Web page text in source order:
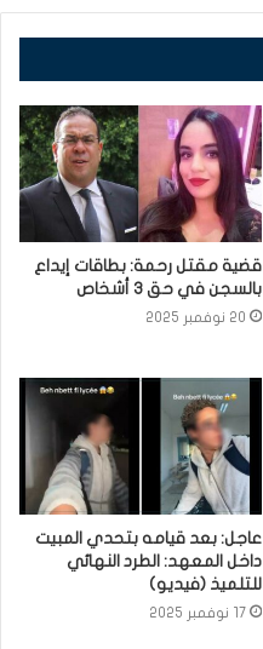
قضية مقتل رحمة: بطاقات إيداع
بالسجن في حق 3 أشخاص
20 نوفمبر 2025
عاجل: بعد قيامه بتحدي المبيت
داخل المعهد: الطرد النهائي
للتلميذ (فيديو)
17 نوفمبر 2025